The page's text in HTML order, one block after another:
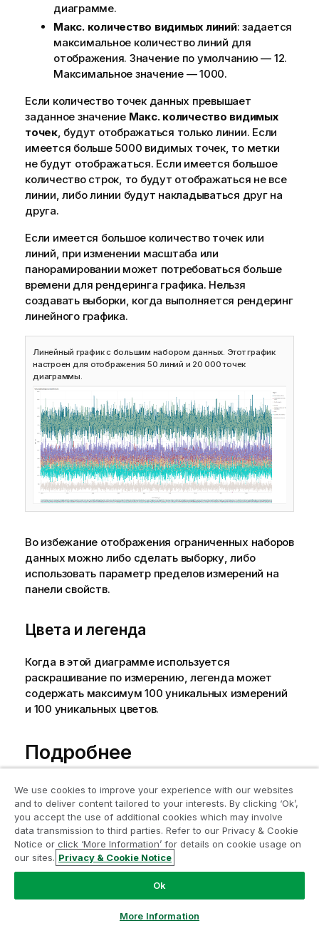
диаграмме.
Макс. количество видимых линий: задается
максимальное количество линий для
отображения. Значение по умолчанию — 12.
Максимальное значение — 1000.
Если количество точек данных превышает
заданное значение Макс. количество видимых
точек, будут отображаться только линии. Если
имеется больше 5000 видимых точек, то метки
не будут отображаться. Если имеется большое
количество строк, то будут отображаться не все
линии, либо линии будут накладываться друг на
друга.
Если имеется большое количество точек или
линий, при изменении масштаба или
панорамировании может потребоваться больше
времени для рендеринга графика. Нельзя
создавать выборки, когда выполняется рендеринг
линейного графика.
Линейный график с большим набором данных. Этот график
настроен для отображения 50 линий и 20 000 точек
диаграммы.
Во избежание отображения ограниченных наборов
данных можно либо сделать выборку, либо
использовать параметр пределов измерений на
панели свойств.
Цвета и легенда
Когда в этой диаграмме используется
раскрашивание по измерению, легенда может
содержать максимум 100 уникальных измерений
и 100 уникальных цветов.
Подробнее
Как интерпретировать линейные графики
Как создавать прогнозы на основе временных
рядов в Qlik Cloud?
Помогла ли вам эта страница?
We use cookies to improve your experience with our websites
and to deliver content tailored to your interests. By clicking ‘Ok’,
you accept the use of additional cookies which may involve
data transmission to third parties. Refer to our Privacy & Cookie
Notice or click ‘More Information’ for details on cookie usage on
our sites. Privacy & Cookie Notice
Ok
More Information